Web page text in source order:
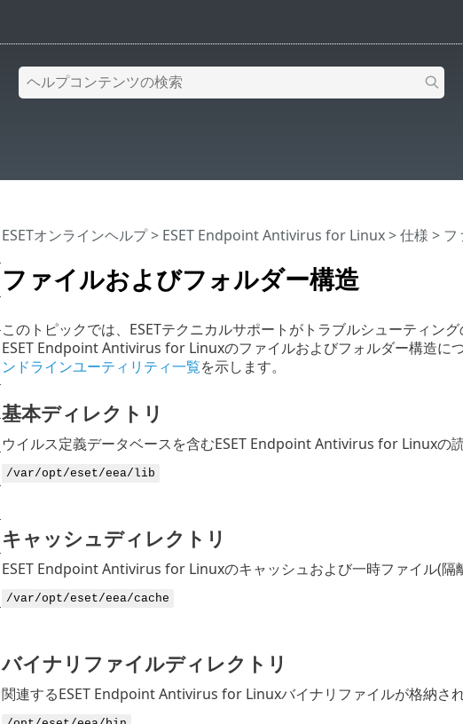
ファイルおよびフォルダー構造
ESETオンラインヘルプ> ESET Endpoint Antivirus for Linux>仕様 > フ
このトピックでは、ESETテクニカルサポートがトラブルシューティン
ESET Endpoint Antivirus for Linuxのファイルおよびフォルダー構造に
ンドラインユーティリティ一覧を示します。
基本ディレクトリ
ウイルス定義データベースを含むESET Endpoint Antivirus for Linuxの
/var/opt/eset/eea/lib
キャッシュディレクトリ
ESET Endpoint Antivirus for Linuxのキャッシュおよび一時ファイル(隔
/var/opt/eset/eea/cache
バイナリファイルディレクトリ
関連するESET Endpoint Antivirus for Linuxバイナリファイルが格納され